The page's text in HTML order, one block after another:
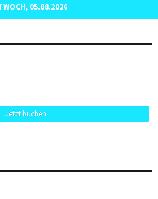
05.08.2026
Jetzt buchen